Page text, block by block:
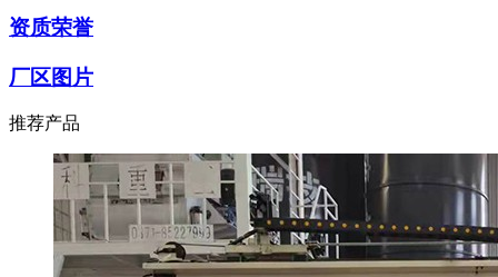
资质荣誉
厂区图片
推荐产品